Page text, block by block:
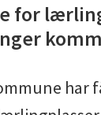
for
har